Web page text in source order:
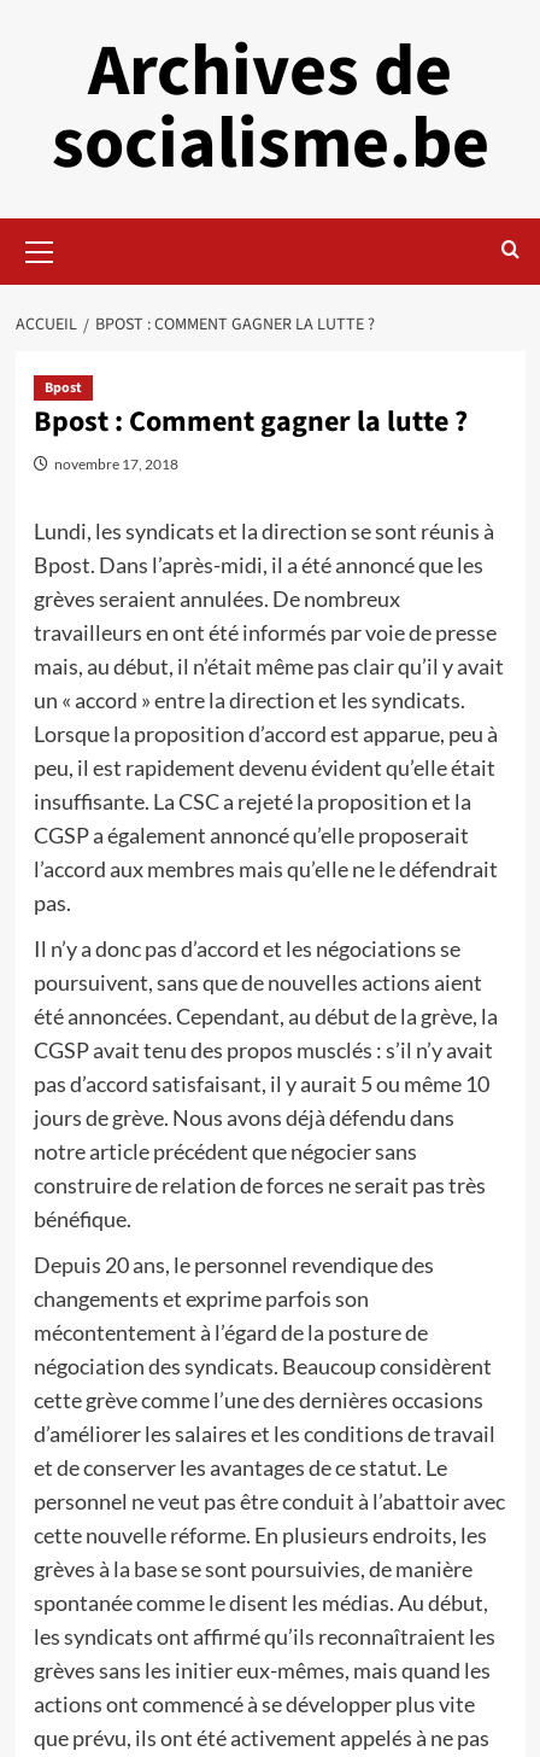
Archives de
socialisme.be
principal
ACCUEIL BPOST : COMMENT GAGNER LA LUTTE ?
Bpost
Bpost : Comment gagner la lutte ?
novembre 17, 2018
Lundi, les syndicats et la direction se sont réunis à
Bpost. Dans l’après-midi, il a été annoncé que les
grèves seraient annulées. De nombreux
travailleurs en ont été informés par voie de presse
mais, au début, il n’était même pas clair qu’il y avait
un « accord » entre la direction et les syndicats.
Lorsque la proposition d’accord est apparue, peu à
peu, il est rapidement devenu évident qu’elle était
insuffisante. La CSC a rejeté la proposition et la
CGSP a également annoncé qu’elle proposerait
l’accord aux membres mais qu’elle ne le défendrait
pas.
Il n’y a donc pas d’accord et les négociations se
poursuivent, sans que de nouvelles actions aient
été annoncées. Cependant, au début de la grève, la
CGSP avait tenu des propos musclés : s’il n’y avait
pas d’accord satisfaisant, il y aurait 5 ou même 10
jours de grève. Nous avons déjà défendu dans
notre article précédent que négocier sans
construire de relation de forces ne serait pas très
bénéfique.
Depuis 20 ans, le personnel revendique des
changements et exprime parfois son
mécontentement à l’égard de la posture de
négociation des syndicats. Beaucoup considèrent
cette grève comme l’une des dernières occasions
d’améliorer les salaires et les conditions de travail
et de conserver les avantages de ce statut. Le
personnel ne veut pas être conduit à l’abattoir avec
cette nouvelle réforme. En plusieurs endroits, les
grèves à la base se sont poursuivies, de manière
spontanée comme le disent les médias. Au début,
les syndicats ont affirmé qu’ils reconnaîtraient les
grèves sans les initier eux-mêmes, mais quand les
actions ont commencé à se développer plus vite
que prévu, ils ont été activement appelés à ne pas